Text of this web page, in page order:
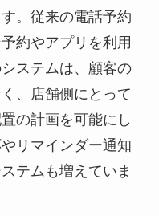
。従来の電話予約
約やアプリを利用
ステムは、顧客の
、店舗側にとって
の計画を可能にし
リマインダー通知
テムも増えていま